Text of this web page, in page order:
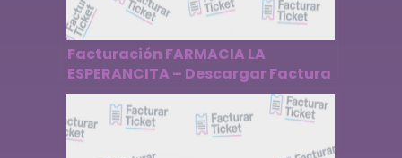
Facturación FARMACIA LA
ESPERANCITA – Descargar Factura